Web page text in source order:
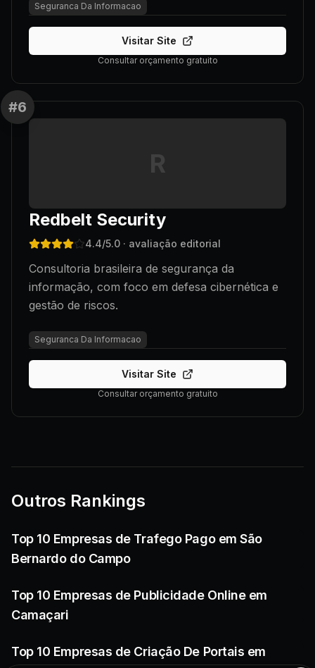
Seguranca Da Informacao
Visitar Site
Consultar orçamento gratuito
#6
R
Redbelt Security
4.4/5.0 · avaliação editorial
Consultoria brasileira de segurança da
informação, com foco em defesa cibernética e
gestão de riscos.
Seguranca Da Informacao
Visitar Site
Consultar orçamento gratuito
Outros Rankings
Top 10 Empresas de Trafego Pago em São
Bernardo do Campo
Top 10 Empresas de Publicidade Online em
Camaçari
Top 10 Empresas de Criação De Portais em